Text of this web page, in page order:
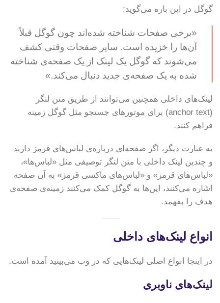
گوگل در این باره می‌گوید:
«برخی صفحات شناخته شده‌اند چون گوگل قبلاً
آن‌ها را خزیده است. سایر صفحات وقتی کشف
می‌شوند که گوگل یک لینک از یک صفحه‌ی شناخته
شده به یک صفحه‌ی جدید دنبال می‌کند.»
لینک‌های داخلی همچنین می‌توانند از طریق متن لنگر
(anchor text) برای موتورهای جستجو مثل گوگل زمینه
فراهم کنند.
به عبارت دیگر، اگر صفحه‌ای درباره‌ی لباس‌های قرمز دارید
و چندین لینک داخلی با متن لنگر توصیفی مثل «لباس‌ها»،
«لباس‌های قرمز» و «لباس‌های ماکسی قرمز» به آن صفحه
اشاره می‌کنند، این‌ها به گوگل کمک می‌کنند زمینه‌ی صفحه‌ی
هدف را بفهمد.
انواع لینک‌های داخلی
در اینجا انواع اصلی لینک‌هایی که در وب می‌بینید آمده است.
لینک‌های ناوبری